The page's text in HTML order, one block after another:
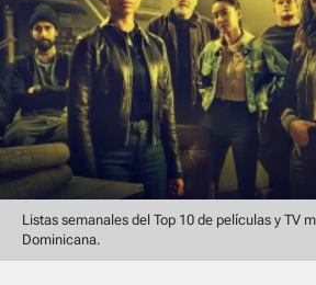
Listas semanales del Top 10 de películas y TV
Dominicana.